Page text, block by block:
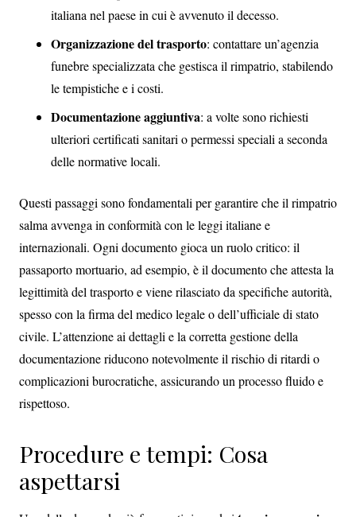
italiana nel paese in cui è avvenuto il decesso.
Organizzazione del trasporto: contattare un’agenzia
funebre specializzata che gestisca il rimpatrio, stabilendo
le tempistiche e i costi.
Documentazione aggiuntiva: a volte sono richiesti
ulteriori certificati sanitari o permessi speciali a seconda
delle normative locali.
Questi passaggi sono fondamentali per garantire che il rimpatrio
salma avvenga in conformità con le leggi italiane e
internazionali. Ogni documento gioca un ruolo critico: il
passaporto mortuario, ad esempio, è il documento che attesta la
legittimità del trasporto e viene rilasciato da specifiche autorità,
spesso con la firma del medico legale o dell’ufficiale di stato
civile. L’attenzione ai dettagli e la corretta gestione della
documentazione riducono notevolmente il rischio di ritardi o
complicazioni burocratiche, assicurando un processo fluido e
rispettoso.
Procedure e tempi: Cosa
aspettarsi